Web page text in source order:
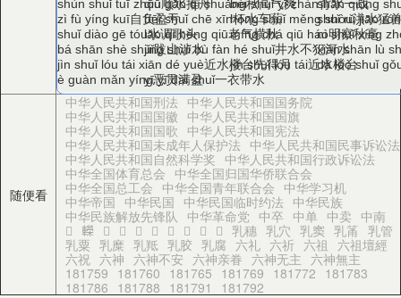
shùn shuǐ tuī zhōuqiū gāo qì shuǎngbèi shuǐ yī zhànshān qióng
zì fù yíng kuī自负盈亏
bēi shuǐ chē xīn杯水车薪
hóng shuǐ měng shòu洪水猛
shuǐ rǔ jiāo
shuǐ diào gē tóu水调歌头
lǎo qì héng qiū老气横秋
míng chá qiū háo明察秋毫
nì shuǐ xíng
bá shān shè shuǐ跋山涉水
jǐng shuǐ bù fàn hé shuǐ井水不犯河水xiǎn shān lù
jìn shuǐ lóu tái xiān dé yuè近水楼台先得月
jìn shuǐ lóu tái近水楼台
dǎ luò shuǐ
è guàn mǎn yíng恶贯满盈
yī yī dài shuǐ一衣带水
随便看
中华人民共和国刑法 中华人民共和国国务院
中华人民共和国国徽 中华人民共和国国旗
中华人民共和国国歌 中华人民共和国宪法
中华人民共和国未成年人保护法 中华人民共和国民事诉讼法
中华人民共和国自然科学奖 中华人民共和国行政诉讼法
中华全国体育总会 中华全国归国华侨联合会
中华全国总工会 中华全国青年联合会 中华学习机
中华帝国 中华民国 中华民国临时约法 中华民族
中华民族解放先锋队
中华革命党 中卒 中单 中卖 中南
𨏌 𨏍 𨏎 𨏏 𨏐 𨏑 𨏒 𨏓 𨏔 𨏕 乳穗 乳穴 乳窦 乳筩 乳管
乳粟 乳糜 乳羝 乳胶 乳腐 六礼 六祈 六祖
六祖壇經
六祝 六神 六神不安 六神亲眷 六神无主 六神無主
181759 181760 181765 181769 181772 181783
181786 181788 181791 181792